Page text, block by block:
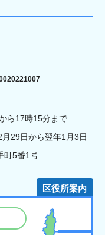
ら17時15分まで
29日から翌年1月3日
町5番1号
区役所案内